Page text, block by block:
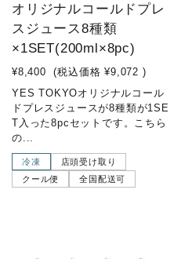
オリジナルコールドプレ
スジュース8種類
×1SET(200ml×8pc)
¥8,400 (税込価格 ¥9,072 )
YES TOKYOオリジナルコール
ドプレスジュースが8種類が1SE
T入った8pcセットです。こちら
の...
冷凍
店頭受け取り
クール便
全国配送可